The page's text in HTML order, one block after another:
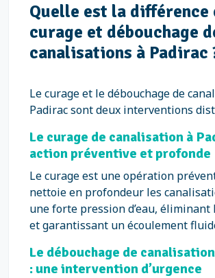
Quelle est la différence
curage et débouchage
canalisations à Padirac
Le curage et le débouchage de
Padirac sont deux interventions
Le curage de canalisation à
action préventive et profonde
Le curage est une opération
nettoie en profondeur les
une forte pression d’eau, éliminant
et garantissant un écoulement
Le débouchage de
: une intervention d’urgence